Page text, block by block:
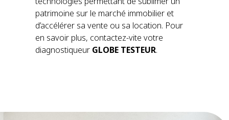
patrimoine sur le marché immobilier et
d’accélérer sa vente ou sa location. Pour
en savoir plus, contactez-vite votre
diagnostiqueur GLOBE TESTEUR.